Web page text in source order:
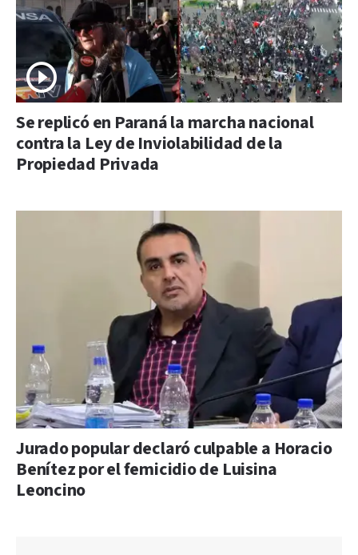
Se replicó en Paraná la marcha nacional
contra la Ley de Inviolabilidad de la
Propiedad Privada
Jurado popular declaró culpable a Horacio
Benítez por el femicidio de Luisina
Leoncino